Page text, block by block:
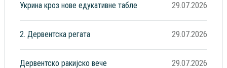
Укрина кроз нове едукативне табле 29.07.2026
2. Дервентска регата 29.07.2026
Дервентско ракијско вече 29.07.2026